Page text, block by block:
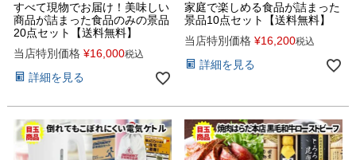
すべて現物でお届け！美味しい
商品が詰まった食品のみの景品
20点セット【送料無料】
当店特別価格 ¥16,000税込
詳細を見る
家庭で楽しめる食品が詰まった
景品10点セット【送料無料】
当店特別価格 ¥16,200税込
詳細を見る